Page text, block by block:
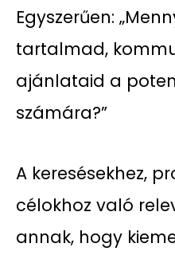
Egyszerűen:
tartalmad,
ajánlataid a
számára?”
A keresésekhez,
célokhoz való
annak, hogy